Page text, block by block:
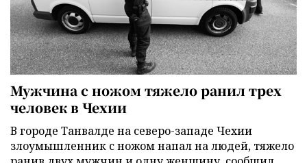
Мужчина с ножом тяжело ранил трех
человек в Чехии
В городе Танвалде на северо-западе Чехии
злоумышленник с ножом напал на людей, тяжело